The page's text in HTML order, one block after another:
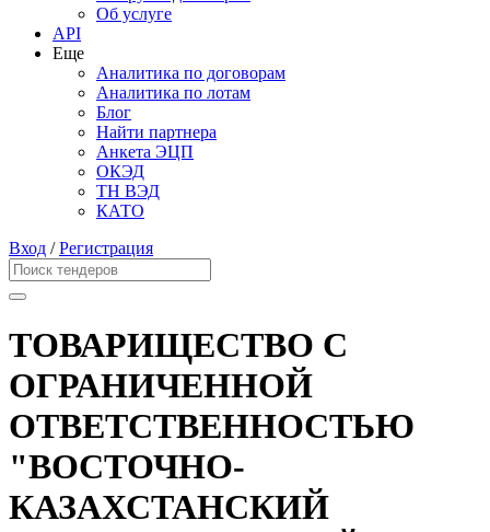
Об услуге
API
Еще
Аналитика по договорам
Аналитика по лотам
Блог
Найти партнера
Анкета ЭЦП
ОКЭД
ТН ВЭД
КАТО
Вход /Регистрация
ТОВАРИЩЕСТВО С
ОГРАНИЧЕННОЙ
ОТВЕТСТВЕННОСТЬЮ
"ВОСТОЧНО-
КАЗАХСТАНСКИЙ